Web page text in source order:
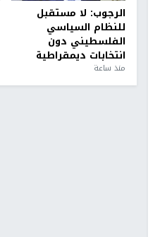
الرجوب: لا مستقبل
للنظام السياسي
الفلسطيني دون
انتخابات ديمقراطية
منذ ساعة